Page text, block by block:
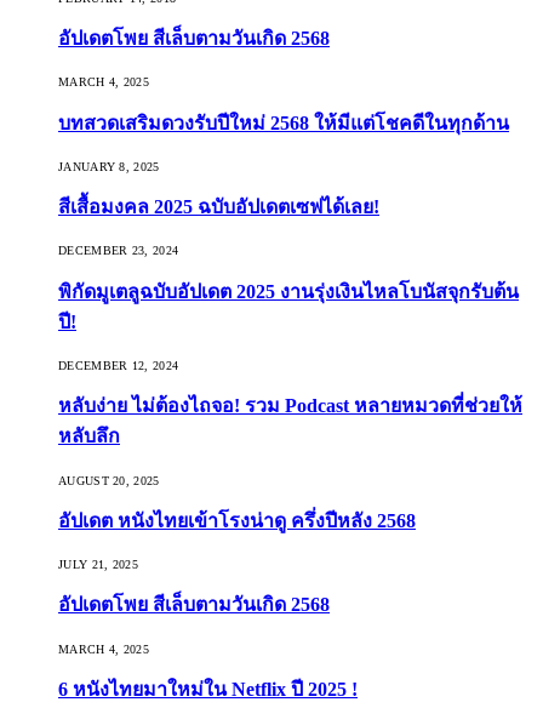
อัปเดตโพย สีเล็บตามวันเกิด 2568
MARCH 4, 2025
บทสวดเสริมดวงรับปีใหม่ 2568 ให้มีแต่โชคดีในทุกด้าน
JANUARY 8, 2025
สีเสื้อมงคล 2025 ฉบับอัปเดตเซฟได้เลย!
DECEMBER 23, 2024
พิกัดมูเตลูฉบับอัปเดต 2025 งานรุ่งเงินไหลโบนัสจุกรับต้น
ปี!
DECEMBER 12, 2024
หลับง่าย ไม่ต้องไถจอ! รวม Podcast หลายหมวดที่ช่วยให้
หลับลึก
AUGUST 20, 2025
อัปเดต หนังไทยเข้าโรงน่าดู ครึ่งปีหลัง 2568
JULY 21, 2025
อัปเดตโพย สีเล็บตามวันเกิด 2568
MARCH 4, 2025
6 หนังไทยมาใหม่ใน Netflix ปี 2025 !